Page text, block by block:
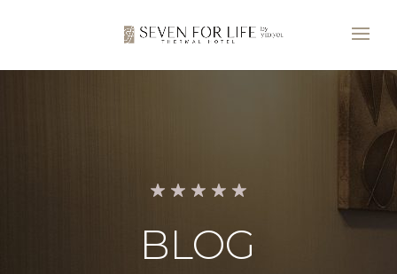
BLOG